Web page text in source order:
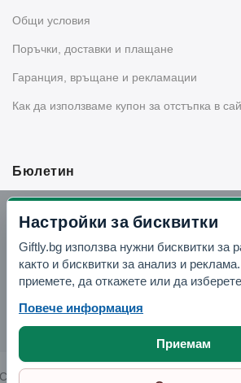
Общи условия
Поръчки, доставки и плащане
Гаранция, връщане и рекламации
Как да използваме купон за отстъпка в
Бюлетин
Вземи -10% отстъпка в Telegram
Отвори Telegram
Copyright © 2026 GIFTLY.BG. All rights
Настройки за бисквитки
Giftly.bg използва нужни бисквитки за
както и бисквитки за анализ и
приемете, да откажете или да
Повече информация
Приемам